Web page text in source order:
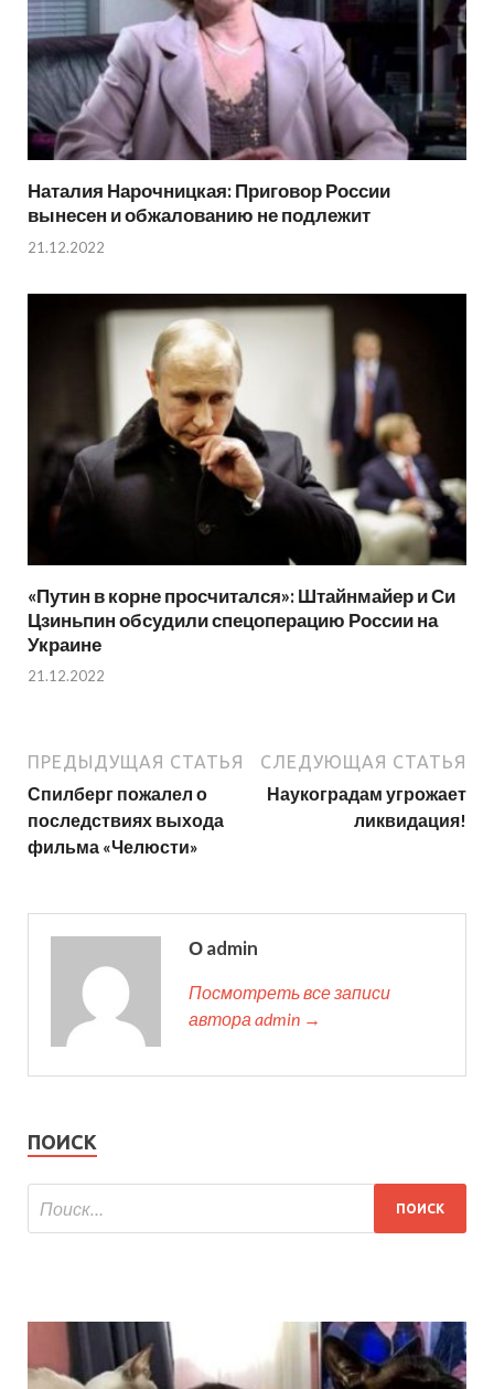
Наталия Нарочницкая: Приговор России
вынесен и обжалованию не подлежит
21.12.2022
«Путин в корне просчитался»: Штайнмайер и Си
Цзиньпин обсудили спецоперацию России на
Украине
21.12.2022
ПРЕДЫДУЩАЯ СТАТЬЯ
Спилберг пожалел о
последствиях выхода
фильма «Челюсти»
СЛЕДУЮЩАЯ СТАТЬЯ
Наукоградам угрожает
ликвидация!
О admin
Посмотреть все записи
автора admin →
ПОИСК